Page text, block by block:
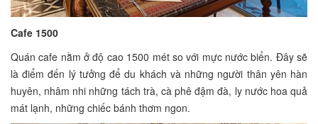
Cafe 1500
Quán cafe nằm ở độ cao 1500 mét so với mực nước biển. Đây sẽ
là điểm đến lý tưởng để du khách và những người thân yên hàn
huyên, nhâm nhi những tách trà, cà phê đậm đà, ly nước hoa quả
mát lạnh, những chiếc bánh thơm ngon.